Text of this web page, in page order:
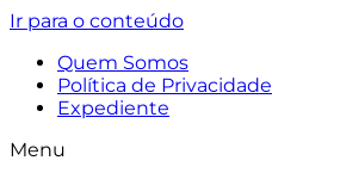
Ir para o conteúdo
Quem Somos
Política de Privacidade
Expediente
Menu